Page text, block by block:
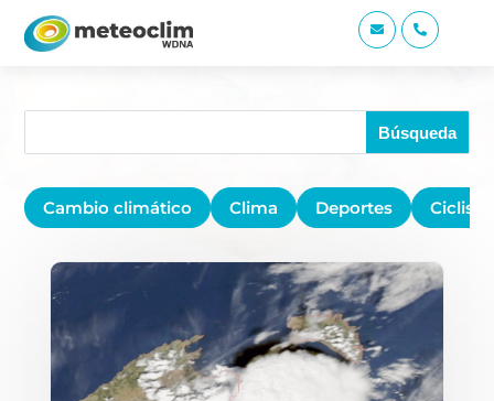
 
Cambio climático Clima Deportes